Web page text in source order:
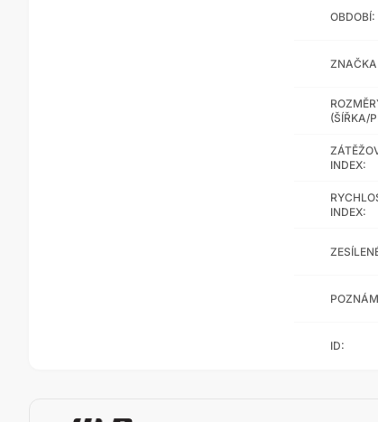
OBDOBÍ:
(ŠÍŘKA/
INDEX:
INDEX:
ID: